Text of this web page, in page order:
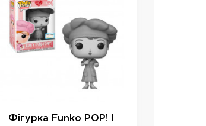
Фігурка Funko POP! I